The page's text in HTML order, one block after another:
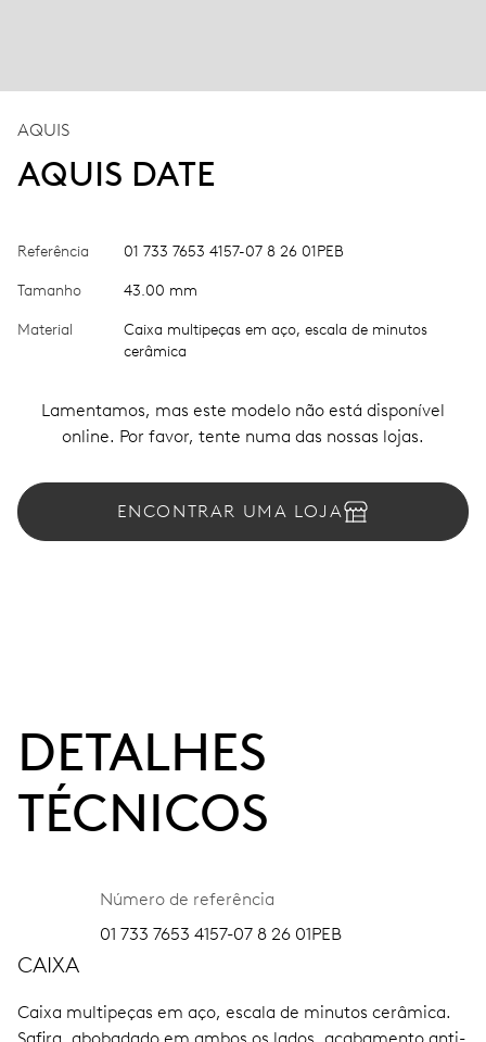
AQUIS
AQUIS DATE
Referência 01 733 7653 4157-07 8 26 01PEB
Tamanho 43.00 mm
Material
Caixa multipeças em aço, escala de minutos
cerâmica
Lamentamos, mas este modelo não está disponível
online. Por favor, tente numa das nossas lojas.
ENCONTRAR UMA LOJA
DETALHES
TÉCNICOS
Número de referência
01 733 7653 4157-07 8 26 01PEB
CAIXA
Caixa multipeças em aço, escala de minutos cerâmica.